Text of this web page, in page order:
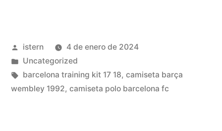
futbol»
Publicado
por
istern
4 de enero de 2024
Publicado
en
Uncategorized
Etiquetas:
barcelona training kit 17 18, camiseta barça
wembley 1992, camiseta polo barcelona fc